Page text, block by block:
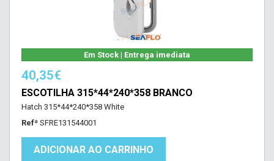
Em Stock | Entrega imediata
40,35€
ESCOTILHA 315*44*240*358 BRANCO
Hatch 315*44*240*358 White
Refª SFRE131544001
ADICIONAR AO CARRINHO